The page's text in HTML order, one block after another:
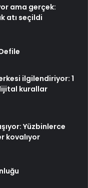
ama gerçek:
atı seçildi
ilgilendiriyor: 1
kurallar
Yüzbinlerce
kovalıyor